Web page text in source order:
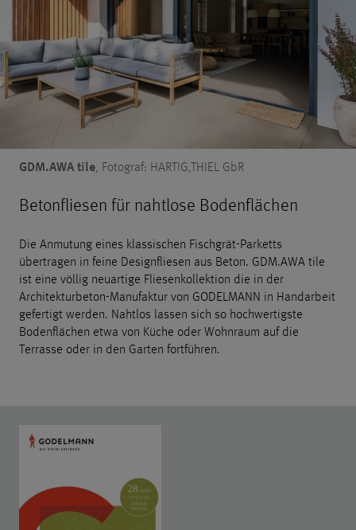
GDM.AWA tile, Fotograf: HARTIG,THIEL GbR
Betonfliesen für nahtlose Bodenflächen
Die Anmutung eines klassischen Fischgrät-Parketts
übertragen in feine Designfliesen aus Beton. GDM.AWA tile
ist eine völlig neuartige Fliesenkollektion die in der
Architekturbeton-Manufaktur von GODELMANN in Handarbeit
gefertigt werden. Nahtlos lassen sich so hochwertigste
Bodenflächen etwa von Küche oder Wohnraum auf die
Terrasse oder in den Garten fortführen.